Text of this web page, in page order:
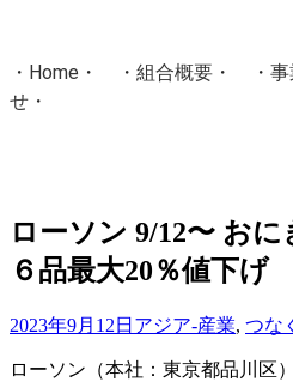
・ Home ・ ・ 組合概要 ・ ・
せ ・
国土交通省・経済産業省・農林
Masters組合員ログイン
ローソン 9/12〜 お
６品最大20％値下げ
2023年9月12日 アジア-産業, つな
ローソン（本社：東京都品川区